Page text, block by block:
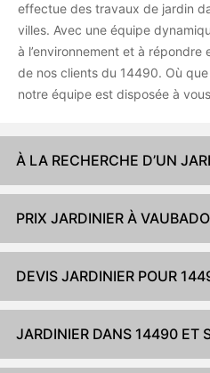
effectue des travaux de jardin
villes. Avec une équipe
à l’environnement et à
de nos clients du 14490. Où
notre équipe est disposée à
À LA RECHERCHE D’UN
PRIX JARDINIER À
DEVIS JARDINIER POUR
JARDINIER DANS 14490 ET